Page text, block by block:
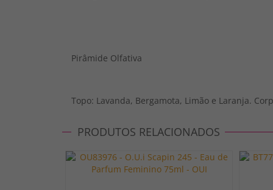
Pirâmide Olfativa
Topo: Lavanda, Bergamota, Limão e Laranja.
PRODUTOS RELACIONADOS